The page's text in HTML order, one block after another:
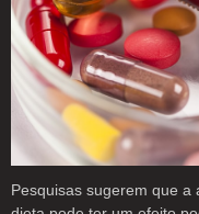
Pesquisas sugerem que a